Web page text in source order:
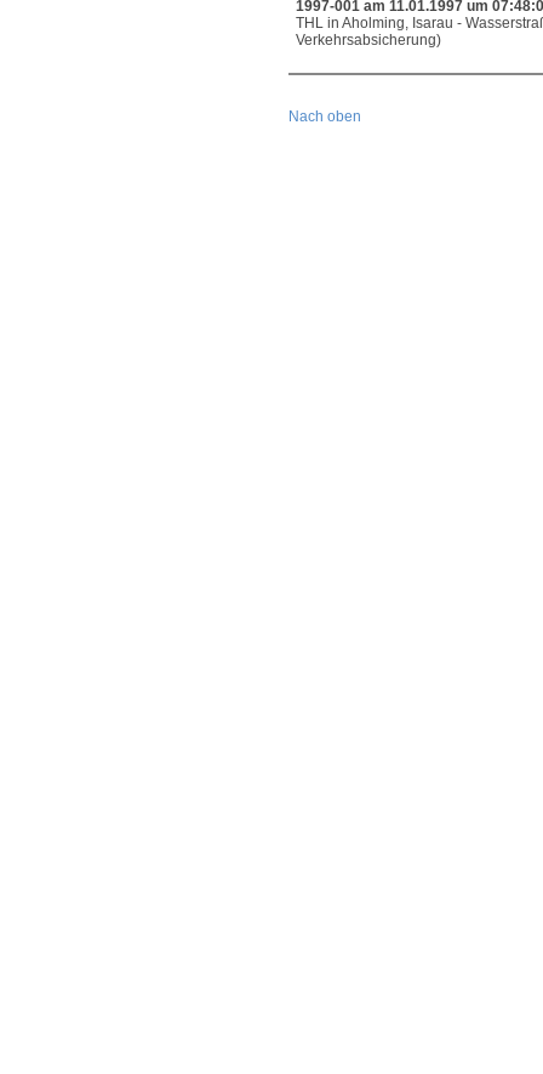
1997-001 am 11.01.1997 um
THL in Aholming, Isarau -
Verkehrsabsicherung)
Nach oben